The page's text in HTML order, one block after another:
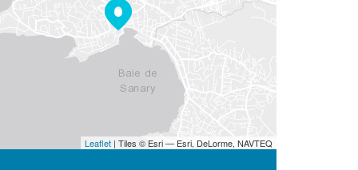
Leaflet | Tiles © Esri — Esri, DeLorme, NAVTEQ